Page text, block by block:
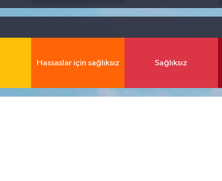
Hassaslar için sağlıksız Sağlıksız